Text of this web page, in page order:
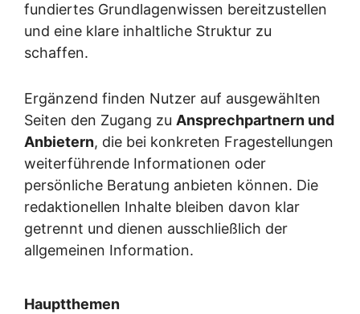
fundiertes Grundlagenwissen bereitzustellen
und eine klare inhaltliche Struktur zu
schaffen.
Ergänzend finden Nutzer auf ausgewählten
Seiten den Zugang zu Ansprechpartnern und
Anbietern, die bei konkreten Fragestellungen
weiterführende Informationen oder
persönliche Beratung anbieten können. Die
redaktionellen Inhalte bleiben davon klar
getrennt und dienen ausschließlich der
allgemeinen Information.
Hauptthemen